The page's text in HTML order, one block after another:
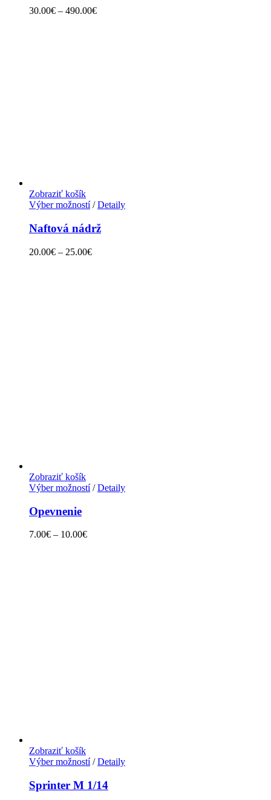
30.00€ – 490.00€
Zobraziť košík
Výber možností/ Detaily
Naftová nádrž
20.00€ – 25.00€
Zobraziť košík
Výber možností/ Detaily
Opevnenie
7.00€ – 10.00€
Zobraziť košík
Výber možností/ Detaily
Sprinter M 1/14